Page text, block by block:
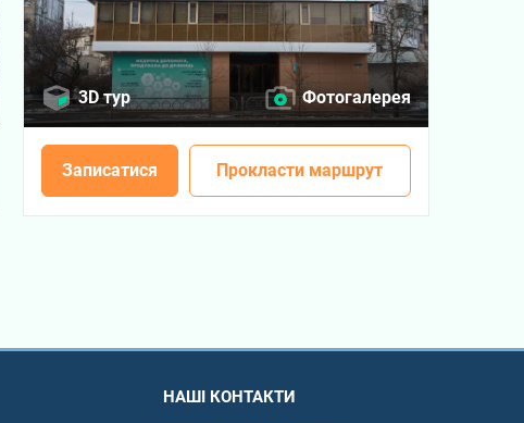
3D тур Фотогалерея
Записатися Прокласти маршрут
НАШІ КОНТАКТИ